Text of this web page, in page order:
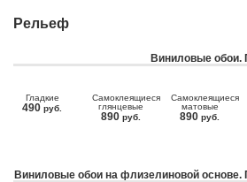
Рельеф
Виниловые обои.
Гладкие
490 руб.
Самоклеящиеся
глянцевые
890 руб.
Самоклеящиеся
матовые
890 руб.
Виниловые обои на флизелиновой основе.